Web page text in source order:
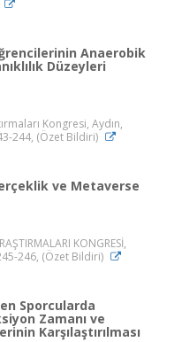
Anaerobik
Düzeyleri
Kongresi, Aydın,
244, (Özet Bildiri)
ve Metaverse
KONGRESİ,
246, (Özet Bildiri)
Sporcularda
Zamanı ve
Karşılaştırılması